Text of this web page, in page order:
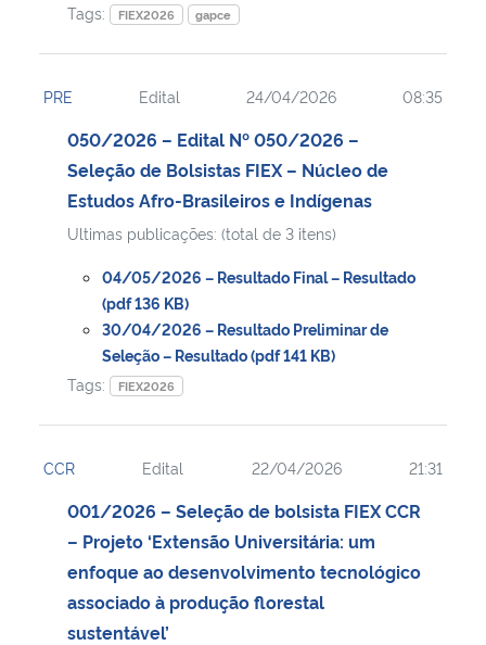
Tags:
FIEX2026 gapce
PRE Edital 24/04/2026 08:35
050/2026 – Edital Nº 050/2026 –
Seleção de Bolsistas FIEX – Núcleo de
Estudos Afro-Brasileiros e Indígenas
Ultimas publicações: (total de 3 itens)
04/05/2026 – Resultado Final – Resultado
(pdf 136 KB)
30/04/2026 – Resultado Preliminar de
Seleção – Resultado (pdf 141 KB)
Tags:
FIEX2026
CCR Edital 22/04/2026 21:31
001/2026 – Seleção de bolsista FIEX CCR
– Projeto ‘Extensão Universitária: um
enfoque ao desenvolvimento tecnológico
associado à produção florestal
sustentável’